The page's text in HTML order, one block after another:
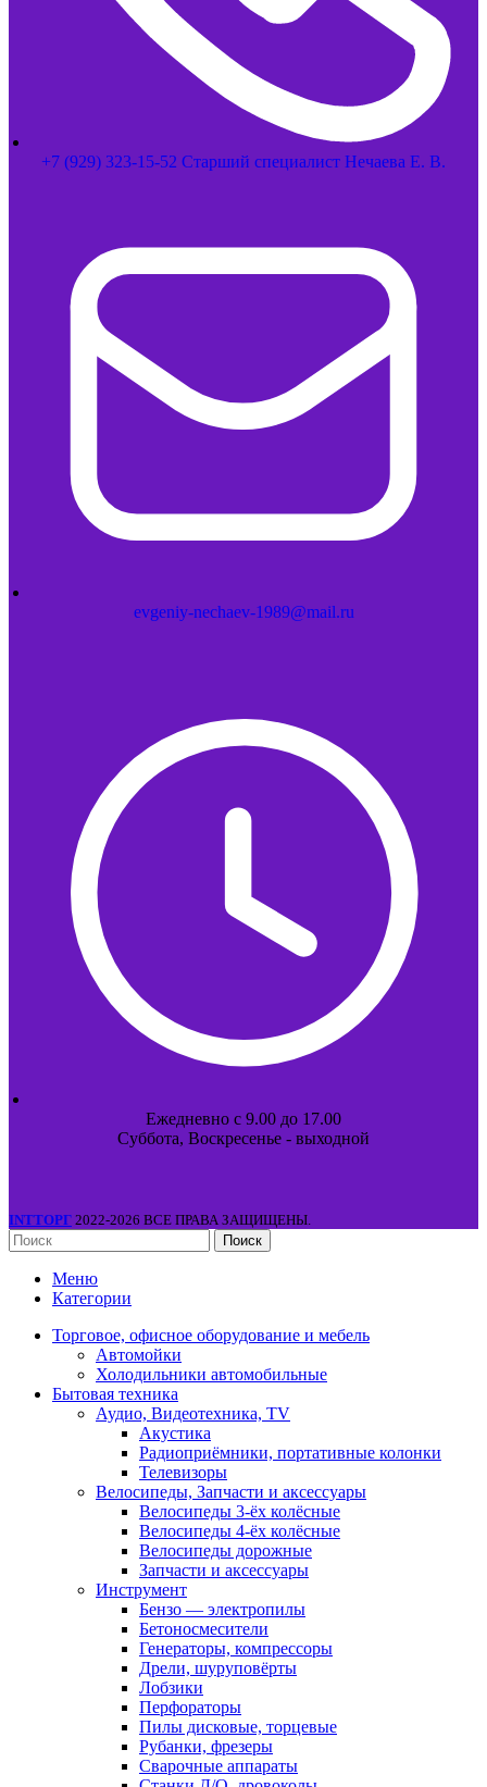
+7 (929) 323-15-52 Старший специалист Нечаева Е. В.
evgeniy-nechaev-1989@mail.ru
Ежедневно с 9.00 до 17.00
Суббота, Воскресенье - выходной
INTТОРГ 2022-2026 ВСЕ ПРАВА ЗАЩИЩЕНЫ.
Поиск
Меню
Категории
Торговое, офисное оборудование и мебель
Автомойки
Холодильники автомобильные
Бытовая техника
Аудио, Видеотехника, TV
Акустика
Радиоприёмники, портативные колонки
Телевизоры
Велосипеды, Запчасти и аксессуары
Велосипеды 3-ёх колёсные
Велосипеды 4-ёх колёсные
Велосипеды дорожные
Запчасти и аксессуары
Инструмент
Бензо — электропилы
Бетоносмесители
Генераторы, компрессоры
Дрели, шуруповёрты
Лобзики
Перфораторы
Пилы дисковые, торцевые
Рубанки, фрезеры
Сварочные аппараты